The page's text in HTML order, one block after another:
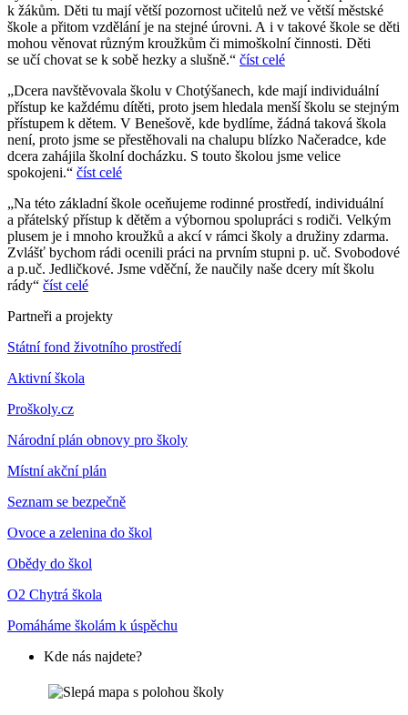
k žákům. Děti tu mají větší pozornost učitelů než ve větší městské
škole a přitom vzdělání je na stejné úrovni. A i v takové škole se děti
mohou věnovat různým kroužkům či mimoškolní činnosti. Děti
se učí chovat se k sobě hezky a slušně.“ číst celé
„Dcera navštěvovala školu v Chotýšanech, kde mají individuální
přístup ke každému dítěti, proto jsem hledala menší školu se stejným
přístupem k dětem. V Benešově, kde bydlíme, žádná taková škola
není, proto jsme se přestěhovali na chalupu blízko Načeradce, kde
dcera zahájila školní docházku. S touto školou jsme velice
spokojeni.“ číst celé
„Na této základní škole oceňujeme rodinné prostředí, individuální
a přátelský přístup k dětěm a výbornou spolupráci s rodiči. Velkým
plusem je i mnoho kroužků a akcí v rámci školy a družiny zdarma.
Zvlášť bychom rádi ocenili práci na prvním stupni p. uč. Svobodové
a p.uč. Jedličkové. Jsme vděční, že naučily naše dcery mít školu
rády“ číst celé
Partneři a projekty
Státní fond životního prostředí
Aktivní škola
Proškoly.cz
Národní plán obnovy pro školy
Místní akční plán
Seznam se bezpečně
Ovoce a zelenina do škol
Obědy do škol
O2 Chytrá škola
Pomáháme školám k úspěchu
Kde nás najdete?